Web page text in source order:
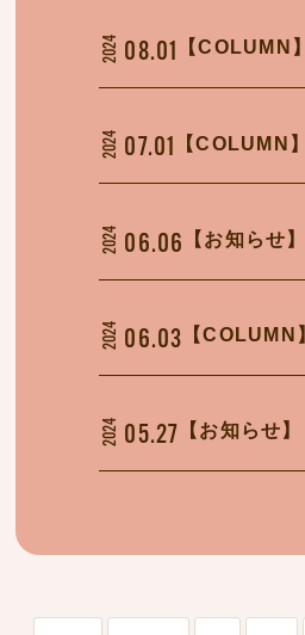
2024 08.01
【COLUMN
2024 07.01
【COLUMN
メンズ美容
2024 06.06
【お知らせ
2024 06.03 【COLUMN
2024 05.27
【お知らせ